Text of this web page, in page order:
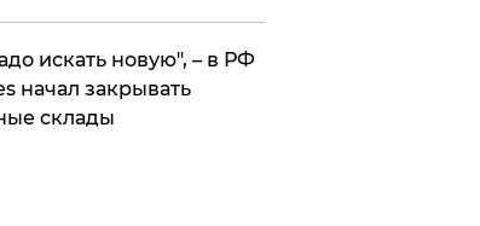
искать новую", – в РФ
начал закрывать
склады